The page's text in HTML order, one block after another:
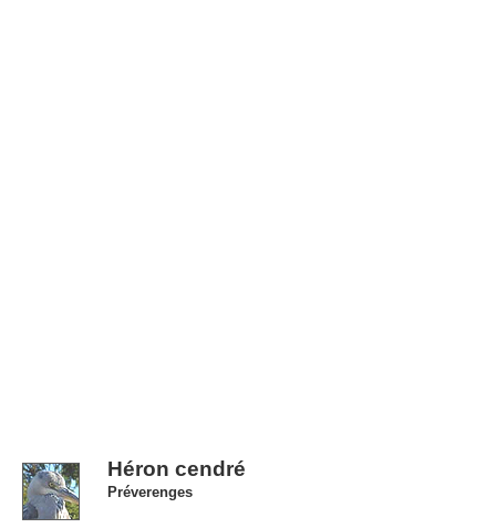
Héron cendré
Préverenges